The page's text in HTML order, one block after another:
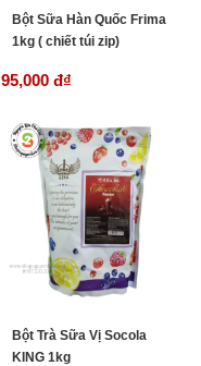
Bột Sữa Hàn Quốc Frima
1kg ( chiết túi zip)
95,000 đ₫
Bột Trà Sữa Vị Socola
KING 1kg